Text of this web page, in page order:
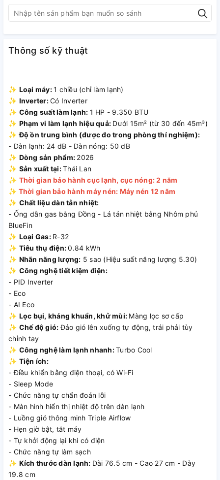
dàng hòa hợp với nhiều phong cách nội thất khác nhau. Kích
thước dàn lạnh nhỏ gọn cho phép lắp đặt linh hoạt ở nhiều vị
trong việc vệ sinh và bảo trì định kỳ.
Công suất 1 HP – Phù hợp phòng
dưới 15m²
Với công suất 1 HP (9.350 BTU), máy lạnh AQUA Inverter
AQA-RV10QA5 mang lại hiệu quả làm lạnh tối ưu cho không
gian dưới 15m² (30–45m³). Máy giúp duy trì nhiệt độ ổn
định, tạo cảm giác mát mẻ dễ chịu suốt cả ngày mà vẫn
đảm bảo sử dụng điện năng hợp lý, tránh lãng phí khi vận
hành lâu dài.
Công nghệ PID Inverter – Vận
hành ổn định, tiết kiệm điện năng
Máy được trang bị công nghệ PID Inverter kết hợp A-PAM
Control, cho phép máy nén tự động điều chỉnh công suất linh
hoạt theo nhiệt độ thực tế trong phòng. Nhờ đó, máy hạn
chế tình trạng bật/tắt liên tục, giảm hao phí điện năng, vận
hành êm ái hơn và góp phần kéo dài tuổi thọ cho máy nén
cũng như toàn bộ hệ thống.
AI Eco & ECO Mode – Tiết kiệm
điện năng chủ động
Thông số kỹ thuật
✨ Loại máy:1 chiều (chỉ làm lạnh)
✨ Inverter:Có Inverter
✨ Công suất làm lạnh: 1 HP - 9.350 BTU
✨ Phạm vi làm lạnh hiệu quả: Dưới 15m² (từ 30 đến 45m³)
✨Độ ồn trung bình (được đo trong phòng thí nghiệm):
- Dàn lạnh: 24 dB - Dàn nóng: 50 dB
✨ Dòng sản phẩm: 2026
✨ Sản xuất tại:Thái Lan
✨ Thời gian bảo hành cục lạnh, cục nóng: 2 năm
✨ Thời gian bảo hành máy nén: Máy nén 12 năm
✨ Chất liệu dàn tản nhiệt:
- Ống dẫn gas bằng Đồng - Lá tản nhiệt bằng Nhôm phủ
BlueFin
✨ Loại Gas: R-32
✨ Tiêu thụ điện:0.84 kWh
✨ Nhãn năng lượng: 5 sao (Hiệu suất năng lượng 5.30)
✨ Công nghệ tiết kiệm điện:
- PID Inverter
- Eco
- AI Eco
✨ Lọc bụi, kháng khuẩn, khử mùi: Màng lọc sơ cấp
✨ Chế độ gió:Đảo gió lên xuống tự động, trái phải tùy
chỉnh tay
✨ Công nghệ làm lạnh nhanh:Turbo Cool
✨ Tiện ích:
- Điều khiển bằng điện thoại, có Wi-Fi
- Sleep Mode
- Chức năng tự chẩn đoán lỗi
- Màn hình hiển thị nhiệt độ trên dàn lạnh
- Luồng gió thông minh Triple Airflow
- Hẹn giờ bật, tắt máy
- Tự khởi động lại khi có điện
- Chức năng tự làm sạch
✨ Kích thước dàn lạnh: Dài 76.5 cm - Cao 27 cm - Dày
19.8 cm